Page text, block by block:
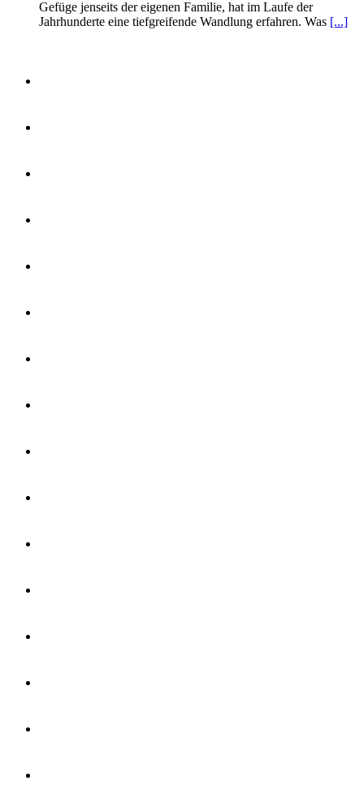
Gefüge jenseits der eigenen Familie, hat im Laufe der
Jahrhunderte eine tiefgreifende Wandlung erfahren. Was [...]